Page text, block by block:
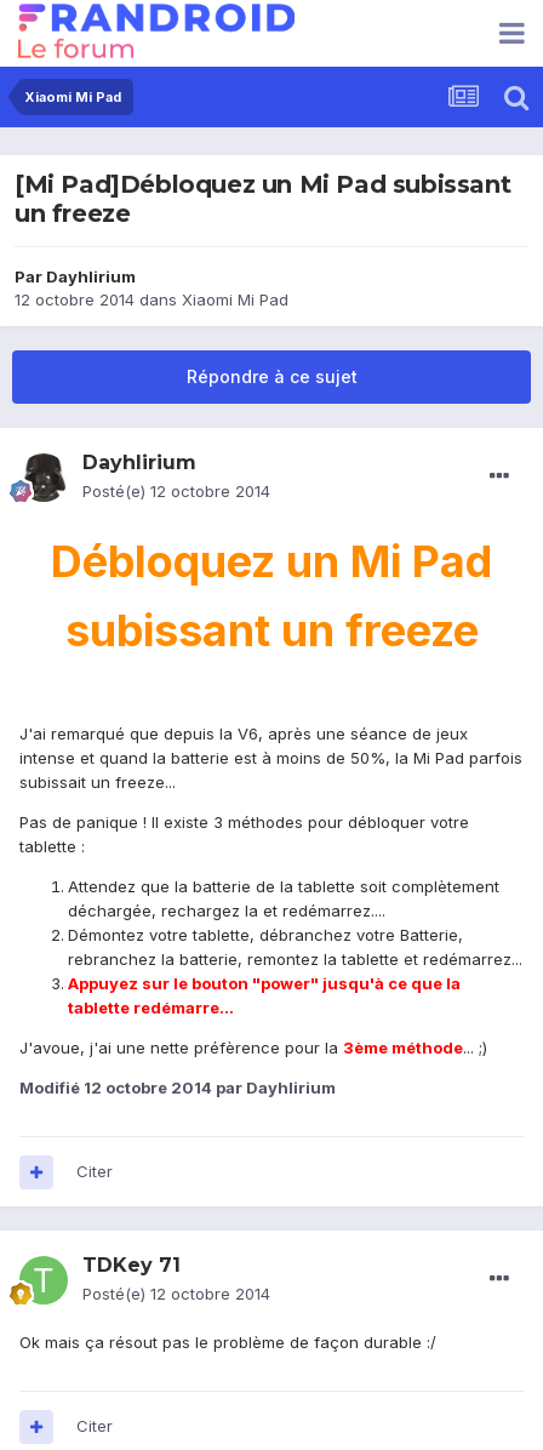
Xiaomi Mi Pad
[Mi Pad]Débloquez un Mi Pad subissant
un freeze
Par Dayhlirium
12 octobre 2014 dans Xiaomi Mi Pad
Répondre à ce sujet
Dayhlirium
Posté(e) 12 octobre 2014
Débloquez un Mi Pad
subissant un freeze
J'ai remarqué que depuis la V6, après une séance de jeux
intense et quand la batterie est à moins de 50%, la Mi Pad parfois
subissait un freeze...
Pas de panique ! Il existe 3 méthodes pour débloquer votre
tablette :
Attendez que la batterie de la tablette soit complètement
déchargée, rechargez la et redémarrez....
Démontez votre tablette, débranchez votre Batterie,
rebranchez la batterie, remontez la tablette et redémarrez...
Appuyez sur le bouton "power" jusqu'à ce que la
tablette redémarre...
J'avoue, j'ai une nette préfèrence pour la 3ème méthode... ;)
Modifié 12 octobre 2014 par Dayhlirium
Citer
TDKey 71
Posté(e) 12 octobre 2014
Ok mais ça résout pas le problème de façon durable :/
Citer